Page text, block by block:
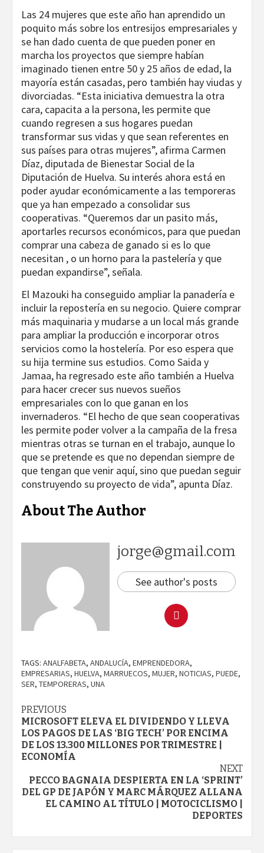
Las 24 mujeres que este año han aprendido un
poquito más sobre los entresijos empresariales y
se han dado cuenta de que pueden poner en
marcha los proyectos que siempre habían
imaginado tienen entre 50 y 25 años de edad, la
mayoría están casadas, pero también hay viudas y
divorciadas. “Esta iniciativa demuestra la otra
cara, capacita a la persona, les permite que
cuando regresen a sus hogares puedan
transformar sus vidas y que sean referentes en
sus países para otras mujeres”, afirma Carmen
Díaz, diputada de Bienestar Social de la
Diputación de Huelva. Su interés ahora está en
poder ayudar económicamente a las temporeras
que ya han empezado a consolidar sus
cooperativas. “Queremos dar un pasito más,
aportarles recursos económicos, para que puedan
comprar una cabeza de ganado si es lo que
necesitan , o un horno para la pastelería y que
puedan expandirse”, señala.
El Mazouki ha conseguido ampliar la panadería e
incluir la repostería en su negocio. Quiere comprar
más maquinaria y mudarse a un local más grande
para ampliar la producción e incorporar otros
servicios como la hostelería. Por eso espera que
su hija termine sus estudios. Como Saida y
Jamaa, ha regresado este año también a Huelva
para hacer crecer sus nuevos sueños
empresariales con lo que ganan en los
invernaderos. “El hecho de que sean cooperativas
les permite poder volver a la campaña de la fresa
mientras otras se turnan en el trabajo, aunque lo
que se pretende es que no dependan siempre de
que tengan que venir aquí, sino que puedan seguir
construyendo su proyecto de vida”, apunta Díaz.
About The Author
jorge@gmail.com
See author's posts
TAGS: ANALFABETA, ANDALUCÍA, EMPRENDEDORA,
EMPRESARIAS, HUELVA, MARRUECOS, MUJER, NOTICIAS, PUEDE,
SER, TEMPORERAS, UNA
Continue
Reading
PREVIOUS
MICROSOFT ELEVA EL DIVIDENDO Y LLEVA
LOS PAGOS DE LAS ‘BIG TECH’ POR ENCIMA
DE LOS 13.300 MILLONES POR TRIMESTRE |
ECONOMÍA
NEXT
PECCO BAGNAIA DESPIERTA EN LA ‘SPRINT’
DEL GP DE JAPÓN Y MARC MÁRQUEZ ALLANA
EL CAMINO AL TÍTULO | MOTOCICLISMO |
DEPORTES